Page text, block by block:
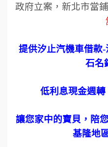
政府立案，新北市當
提供汐止汽機車借款-
石名
低利息現金週
讓您家中的寶貝，陪
基隆地